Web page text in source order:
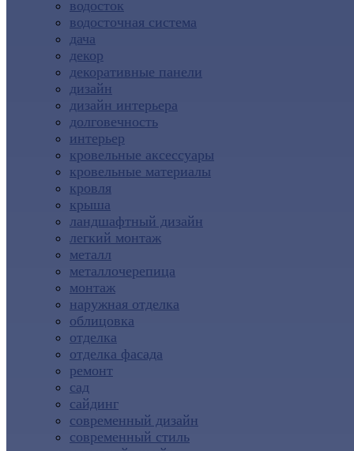
водосток
водосточная система
дача
декор
декоративные панели
дизайн
дизайн интерьера
долговечность
интерьер
кровельные аксессуары
кровельные материалы
кровля
крыша
ландшафтный дизайн
легкий монтаж
металл
металлочерепица
монтаж
наружная отделка
облицовка
отделка
отделка фасада
ремонт
сад
сайдинг
современный дизайн
современный стиль